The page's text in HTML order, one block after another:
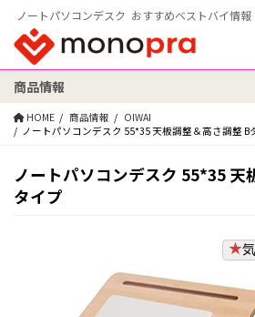
ノートパソコンデスク おすすめベストバイ情報
検索:
商品情報
HOME 商品情報
OIWAI
ノートパソコンデスク 55*35 天板調整＆高さ調整 B
ノートパソコンデスク 55*35 天
タイプ